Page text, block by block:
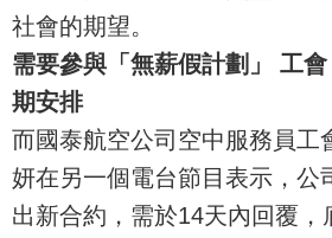
社會的期望。
需要參與「無薪假計劃」 工
期安排
而國泰航空公司空中服務員工
妍在另一個電台節目表示，公
出新合約，需於14天內回覆，